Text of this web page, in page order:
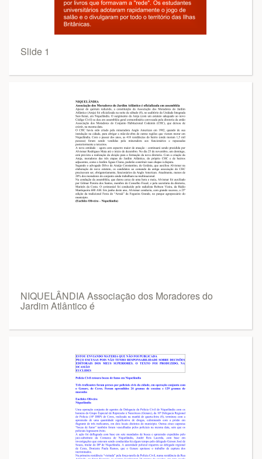
Slide 1
NIQUELÂNDIA Associação dos Moradores do
Jardim Atlântico é